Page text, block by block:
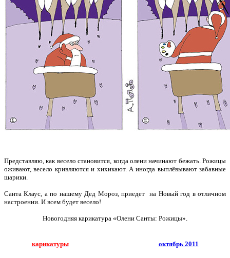
Представляю, как весело становится, когда олени начинают бежать. Рожицы
оживают, весело кривляются и хихикают. А иногда выплёвывают забавные
шарики.
Санта Клаус, а по нашему Дед Мороз, приедет на Новый год в отличном
настроении. И всем будет весело!
Новогодняя карикатура «Олени Санты: Рожицы».
карикатуры октябрь 2011